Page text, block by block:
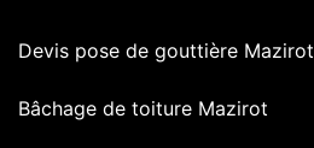
Devis pose de gouttière Mazirot
Bâchage de toiture Mazirot